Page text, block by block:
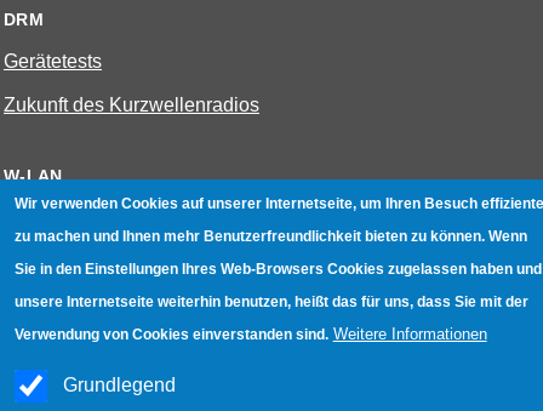
DRM
Gerätetests
Zukunft des Kurzwellenradios
W-LAN
Geräte mit Aufnahmefunktion
Gerätetests
Hotspot absichern
WLAN-Testbuch
Wir verwenden Cookies auf unserer Internetseite, um Ihren Besuch
zu machen und Ihnen mehr Benutzerfreundlichkeit bieten zu können. Wenn
Sie in den Einstellungen Ihres Web-Browsers Cookies zugelassen haben und
unsere Internetseite weiterhin benutzen, heißt das für uns, dass Sie mit der
Verwendung von Cookies einverstanden sind. Weitere Informationen
Grundlegend